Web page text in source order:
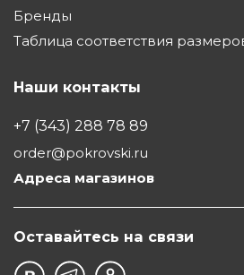
Бренды
Таблица соответствия
Наши контакты
+7 (343) 288 78 89
order@pokrovski.ru
Адреса магазинов
Оставайтесь на связи